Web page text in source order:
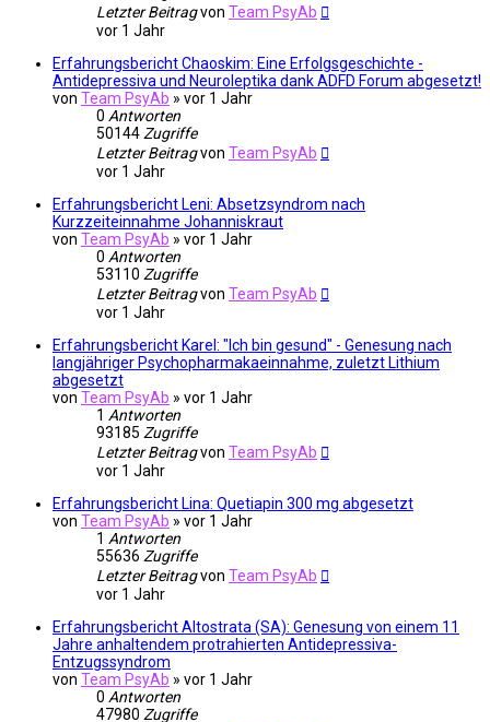
Letzter Beitragvon Team PsyAb
vor 1 Jahr
Erfahrungsbericht Chaoskim: Eine Erfolgsgeschichte -
Antidepressiva und Neuroleptika dank ADFD Forum abgesetzt!
von Team PsyAb » vor 1 Jahr
0 Antworten
50144 Zugriffe
Letzter Beitragvon Team PsyAb
vor 1 Jahr
Erfahrungsbericht Leni: Absetzsyndrom nach
Kurzzeiteinnahme Johanniskraut
von Team PsyAb » vor 1 Jahr
0 Antworten
53110 Zugriffe
Letzter Beitragvon Team PsyAb
vor 1 Jahr
Erfahrungsbericht Karel: "Ich bin gesund" - Genesung nach
langjähriger Psychopharmakaeinnahme, zuletzt Lithium
abgesetzt
von Team PsyAb » vor 1 Jahr
1 Antworten
93185 Zugriffe
Letzter Beitragvon Team PsyAb
vor 1 Jahr
Erfahrungsbericht Lina: Quetiapin 300 mg abgesetzt
von Team PsyAb » vor 1 Jahr
1 Antworten
55636 Zugriffe
Letzter Beitragvon Team PsyAb
vor 1 Jahr
Erfahrungsbericht Altostrata (SA): Genesung von einem 11
Jahre anhaltendem protrahierten Antidepressiva-
Entzugssyndrom
von Team PsyAb » vor 1 Jahr
0 Antworten
47980 Zugriffe